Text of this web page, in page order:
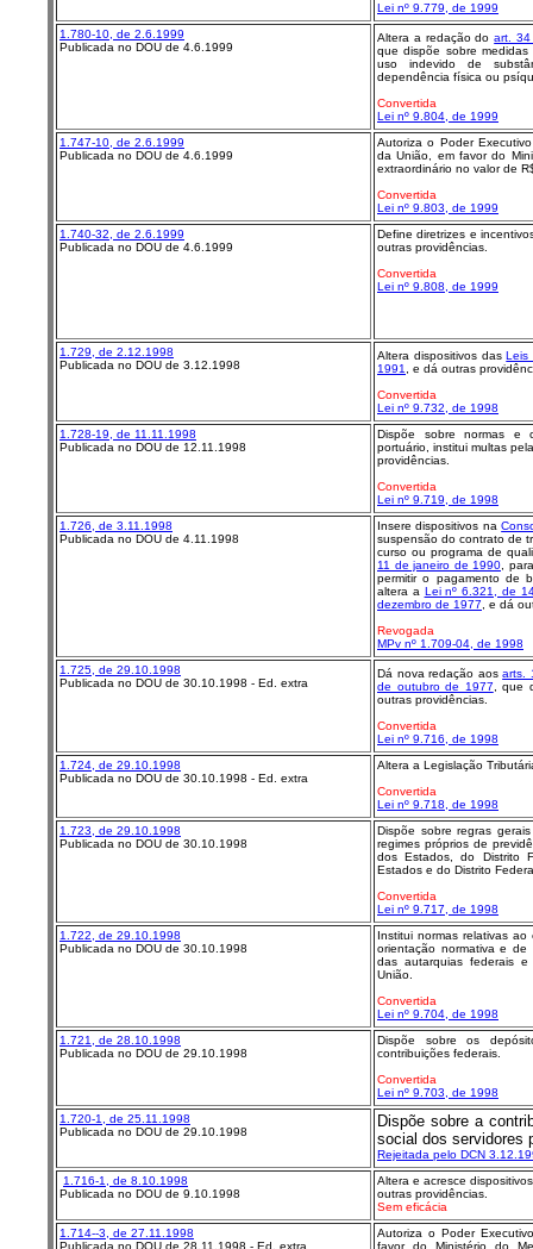
Lei nº 9.779, de 1999
1.780-10, de 2.6.1999
Publicada no DOU de 4.6.1999
Altera a redação doart.
que dispõe sobre
uso indevido de
dependência física ou
Convertida
Lei nº 9.804, de 1999
1.747-10, de 2.6.1999
Publicada no DOU de 4.6.1999
Autoriza o Poder
da União, em favor do
extraordinário no valor de
Convertida
Lei nº 9.803, de 1999
1.740-32, de 2.6.1999
Publicada no DOU de 4.6.1999
Define diretrizes e
outras providências.
Convertida
Lei nº 9.808, de 1999
1.729, de 2.12.1998
Publicada no DOU de 3.12.1998
Altera dispositivos dasLeis
1991, e dá outras
Convertida
Lei nº 9.732, de 1998
1.728-19, de 11.11.1998
Publicada no DOU de 12.11.1998
Dispõe sobre normas e
portuário, institui multas
providências.
Convertida
Lei nº 9.719, de 1998
1.726, de 3.11.1998
Publicada no DOU de 4.11.1998
Insere dispositivos na
suspensão do contrato de
curso ou programa de
11 de janeiro de 1990 ,
permitir o pagamento de
altera a Lei nº 6.321, de
dezembro de 1977 , e dá
Revogada
MPv nº 1.709-04, de 1998
1.725, de 29.10.1998
Publicada no DOU de 30.10.1998 - Ed. extra
Dá nova redação aosarts.
de outubro de 1977, que
outras providências.
Convertida
Lei nº 9.716, de 1998
1.724, de 29.10.1998
Publicada no DOU de 30.10.1998 - Ed. extra
Altera a Legislação
Convertida
Lei nº 9.718, de 1998
1.723, de 29.10.1998
Publicada no DOU de 30.10.1998
Dispõe sobre regras
regimes próprios de
dos Estados, do Distrito
Estados e do Distrito
Convertida
Lei nº 9.717, de 1998
1.722, de 29.10.1998
Publicada no DOU de 30.10.1998
Institui normas relativas
orientação normativa e de
das autarquias federais
União.
Convertida
Lei nº 9.704, de 1998
1.721, de 28.10.1998
Publicada no DOU de 29.10.1998
Dispõe sobre os
contribuições federais.
Convertida
Lei nº 9.703, de 1998
1.720-1, de 25.11.1998
Publicada no DOU de 29.10.1998
Dispõe sobre a
social dos servidores
Rejeitada pelo DCN
1.716-1, de 8.10.1998
Publicada no DOU de 9.10.1998
Altera e acresce
outras providências.
Sem eficácia
1.714--3, de 27.11.1998
Publicada no DOU de 28.11.1998 - Ed. extra
Autoriza o Poder
favor do Ministério do